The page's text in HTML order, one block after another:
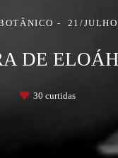
21/
DE ELOÁH
30 curtidas